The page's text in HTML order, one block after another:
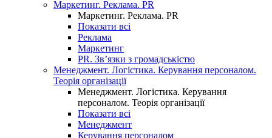
Маркетинг. Реклама. PR
Маркетинг. Реклама. PR
Показати всі
Реклама
Маркетинг
PR. Зв’язки з громадськістю
Менеджмент. Логістика. Керування персоналом.
Теорія організації
Менеджмент. Логістика. Керування
персоналом. Теорія організації
Показати всі
Менеджмент
Керування персоналом